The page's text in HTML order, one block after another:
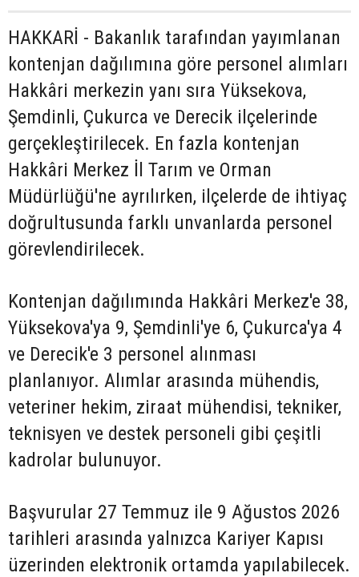
HAKKARİ - Bakanlık tarafından yayımlanan
kontenjan dağılımına göre personel alımları
Hakkâri merkezin yanı sıra Yüksekova,
Şemdinli, Çukurca ve Derecik ilçelerinde
gerçekleştirilecek. En fazla kontenjan
Hakkâri Merkez İl Tarım ve Orman
Müdürlüğü'ne ayrılırken, ilçelerde de ihtiyaç
doğrultusunda farklı unvanlarda personel
görevlendirilecek.
Kontenjan dağılımında Hakkâri Merkez'e 38,
Yüksekova'ya 9, Şemdinli'ye 6, Çukurca'ya 4
ve Derecik'e 3 personel alınması
planlanıyor. Alımlar arasında mühendis,
veteriner hekim, ziraat mühendisi, tekniker,
teknisyen ve destek personeli gibi çeşitli
kadrolar bulunuyor.
Başvurular 27 Temmuz ile 9 Ağustos 2026
tarihleri arasında yalnızca Kariyer Kapısı
üzerinden elektronik ortamda yapılabilecek.